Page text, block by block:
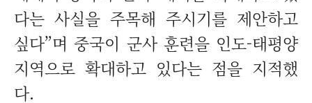
다는 사실을 주목해 주시기를 제안하고
싶다”며 중국이 군사 훈련을 인도-태평양
지역으로 확대하고 있다는 점을 지적했
다.